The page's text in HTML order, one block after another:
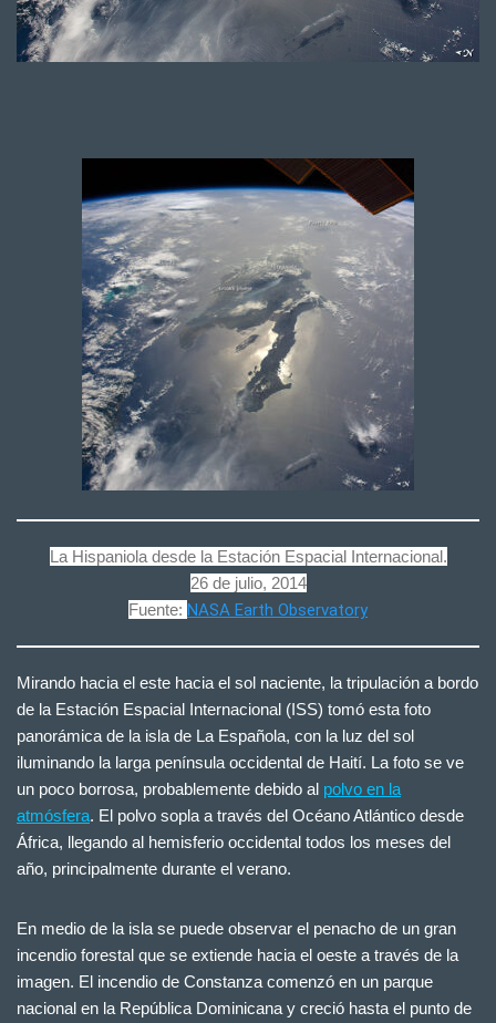
La Hispaniola desde la Estación Espacial Internacional.
26 de julio, 2014
Fuente: NASA Earth Observatory
Mirando hacia el este hacia el sol naciente, la tripulación a bordo
de la Estación Espacial Internacional (ISS) tomó esta foto
panorámica de la isla de La Española, con la luz del sol
iluminando la larga península occidental de Haití. La foto se ve
un poco borrosa, probablemente debido al polvo en la
atmósfera. El polvo sopla a través del Océano Atlántico desde
África, llegando al hemisferio occidental todos los meses del
año, principalmente durante el verano.
En medio de la isla se puede observar el penacho de un gran
incendio forestal que se extiende hacia el oeste a través de la
imagen. El incendio de Constanza comenzó en un parque
nacional en la República Dominicana y creció hasta el punto de